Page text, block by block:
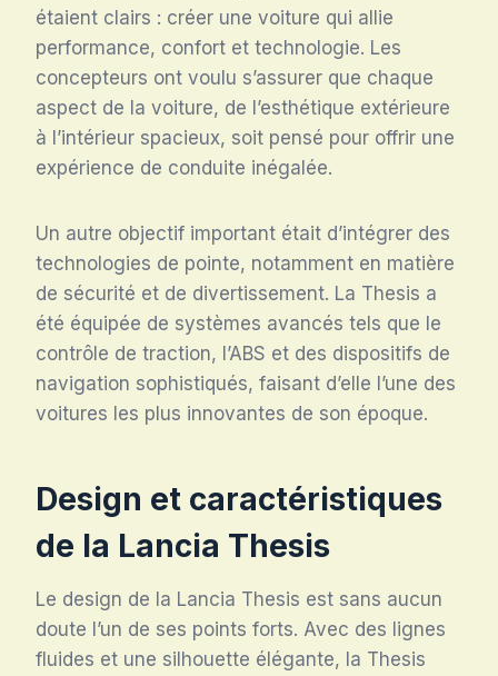
étaient clairs : créer une voiture qui allie
performance, confort et technologie. Les
concepteurs ont voulu s’assurer que chaque
aspect de la voiture, de l’esthétique extérieure
à l’intérieur spacieux, soit pensé pour offrir une
expérience de conduite inégalée.
Un autre objectif important était d’intégrer des
technologies de pointe, notamment en matière
de sécurité et de divertissement. La Thesis a
été équipée de systèmes avancés tels que le
contrôle de traction, l’ABS et des dispositifs de
navigation sophistiqués, faisant d’elle l’une des
voitures les plus innovantes de son époque.
Design et caractéristiques
de la Lancia Thesis
Le design de la Lancia Thesis est sans aucun
doute l’un de ses points forts. Avec des lignes
fluides et une silhouette élégante, la Thesis